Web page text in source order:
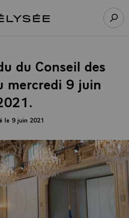
Retour à l’accueil Élysée
du Conseil des
mercredi 9 juin
le 9 juin 2021